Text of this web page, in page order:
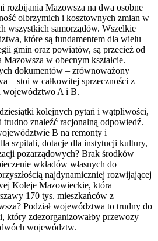
rozbijania Mazowsza na dwa osobne
olbrzymich i kosztownych zmian w
wszystkich samorządów. Wszelkie
które są fundamentem dla wielu
gmin oraz powiatów, są przecież od
w obecnym kształcie.
dokumentów – zrównoważony
– stoi w całkowitej sprzeczności z
województwo A i B.
kolejnych pytań i wątpliwości,
znaleźć racjonalną odpowiedź.
B na remonty i
szpitali, dotacje dla instytucji kultury,
pozarządowych? Brak środków
wkładów własnych do
najdynamiczniej rozwijającej
Koleje Mazowieckie, która
170 tys. mieszkańców z
Podział województwa to trudny do
który zdezorganizowałby przewozy
województw.